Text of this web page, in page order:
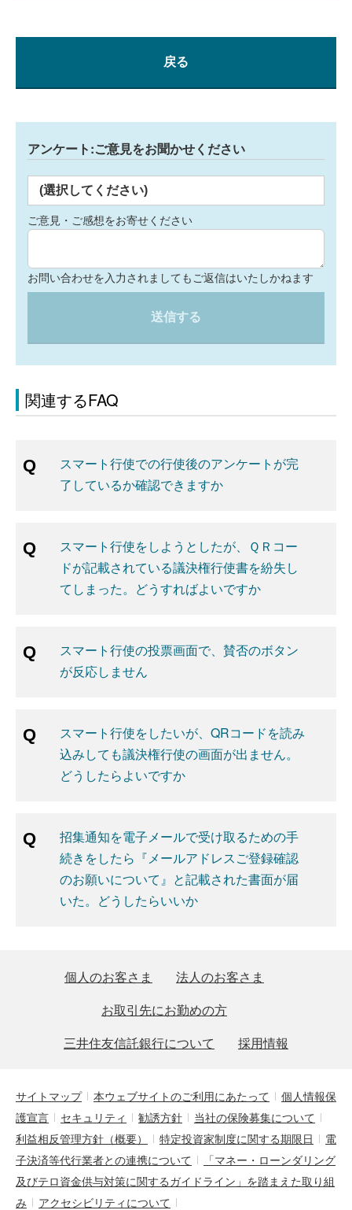
戻る
アンケート:ご意見をお聞かせください
(選択してください)
ご意見・ご感想をお寄せください
お問い合わせを入力されましてもご返信はいたしかねます
送信する
関連するFAQ
スマート行使での行使後のアンケートが完
了しているか確認できますか
スマート行使をしようとしたが、ＱＲコー
ドが記載されている議決権行使書を紛失し
てしまった。どうすればよいですか
スマート行使の投票画面で、賛否のボタン
が反応しません
スマート行使をしたいが、QRコードを読み
込みしても議決権行使の画面が出ません。
どうしたらよいですか
招集通知を電子メールで受け取るための手
続きをしたら『メールアドレスご登録確認
のお願いについて』と記載された書面が届
いた。どうしたらいいか
個人のお客さま
法人のお客さま
お取引先にお勤めの方
三井住友信託銀行について
採用情報
サイトマップ 本ウェブサイトのご利用にあたって
個人情報保
護宣言
セキュリティ 勧誘方針
当社の保険募集について
利益相反管理方針（概要）
特定投資家制度に関する期限日
電
子決済等代行業者との連携について
「マネー・ローンダリング
及びテロ資金供与対策に関するガイドライン」を踏まえた取り組
み
アクセシビリティについて